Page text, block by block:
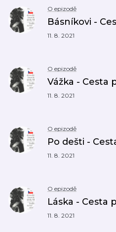
O epizodě
Básníkovi -
11. 8. 2021
O epizodě
Vážka - Cesta
11. 8. 2021
O epizodě
Po dešti -
11. 8. 2021
O epizodě
Láska - Cesta
11. 8. 2021